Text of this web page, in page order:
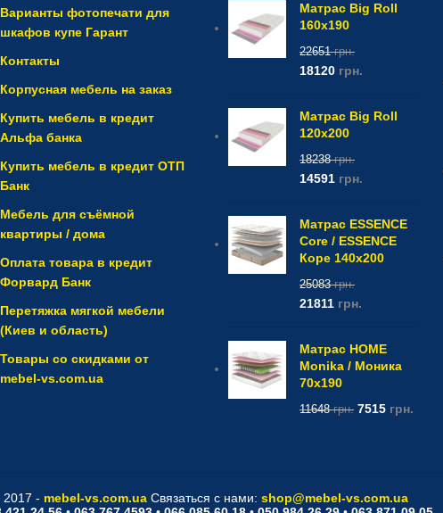
Варианты фотопечати для
шкафов купе Гарант
Контакты
Корпусная мебель на заказ
Купить мебель в кредит
Альфа банка
Купить мебель в кредит ОТП
Банк
Мебель для съёмной
квартиры / дома
Оплата товара в кредит
Форвард Банк
Перетяжка мягкой мебели
(Киев и область)
Товары со скидками от
mebel-vs.com.ua
Матрас Big Roll
160x190
22651грн.
18120 грн.
Матрас Big Roll
120x200
18238грн.
14591 грн.
Матрас ESSENCE
Core / ESSENCE
Коре 140x200
25083грн.
21811 грн.
Матрас HOME
Monika / Моника
70x190
11648грн. 7515 грн.
- mebel-vs.com.ua Связаться с нами: shop@mebel-vs.com.ua